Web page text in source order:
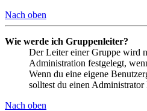
Nach oben
Wie werde ich Gruppenleiter?
Der Leiter einer Gruppe wird
Administration festgelegt,
Wenn du eine eigene
solltest du einen Administrator
Nach oben